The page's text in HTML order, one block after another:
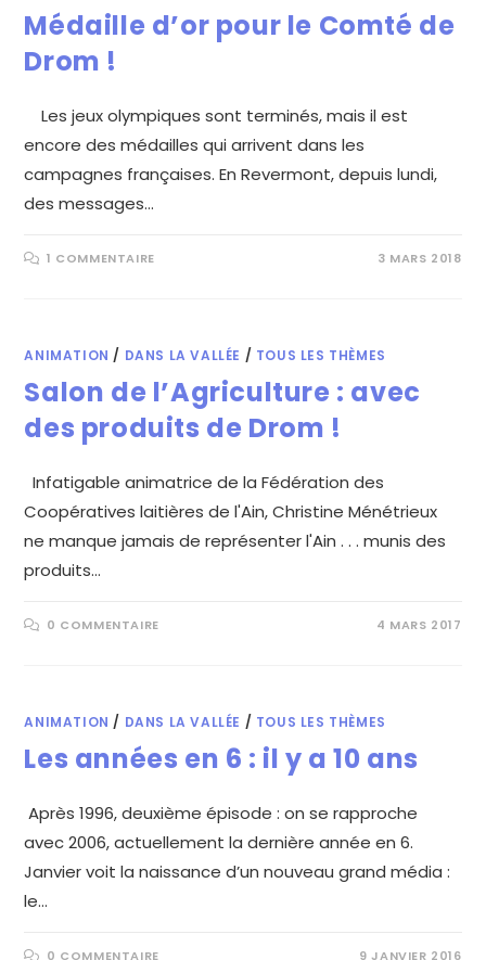
Médaille d’or pour le Comté de
Drom !
Les jeux olympiques sont terminés, mais il est
encore des médailles qui arrivent dans les
campagnes françaises. En Revermont, depuis lundi,
des messages…
1 COMMENTAIRE 3 MARS 2018
ANIMATION / DANS LA VALLÉE / TOUS LES THÈMES
Salon de l’Agriculture : avec
des produits de Drom !
Infatigable animatrice de la Fédération des
Coopératives laitières de l'Ain, Christine Ménétrieux
ne manque jamais de représenter l'Ain . . . munis des
produits…
0 COMMENTAIRE 4 MARS 2017
ANIMATION / DANS LA VALLÉE / TOUS LES THÈMES
Les années en 6 : il y a 10 ans
Après 1996, deuxième épisode : on se rapproche
avec 2006, actuellement la dernière année en 6.
Janvier voit la naissance d’un nouveau grand média :
le…
0 COMMENTAIRE 9 JANVIER 2016